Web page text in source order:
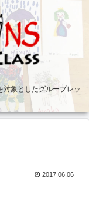
象としたグループレッ
2017.06.06